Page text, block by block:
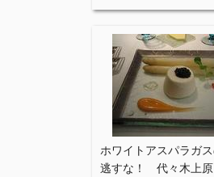
ホワイトアスパラガ
逃すな！ 代々木上原